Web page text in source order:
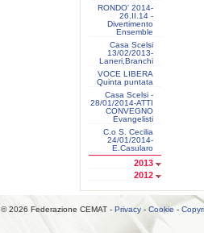
RONDO' 2014-
26.II.14 -
Divertimento
Ensemble
Casa Scelsi
13/02/2013-
Laneri,Branchi
VOCE LIBERA
Quinta puntata
Casa Scelsi -
28/01/2014-ATTI
CONVEGNO
Evangelisti
C.o S. Cecilia
24/01/2014-
E.Casularo
2013
2012
© 2026 Federazione CEMAT - Privacy- Cookie -